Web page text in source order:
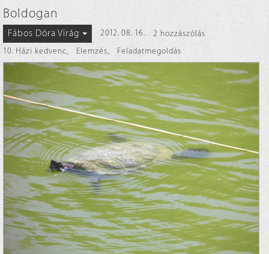
Boldogan
Fábos Dóra Virág 2012. 08. 16.
2 hozzászólás
10. Házi kedvenc, Elemzés, Feladatmegoldás